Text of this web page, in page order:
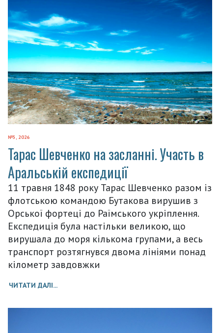
№5, 2026
Тарас Шевченко на засланні. Участь в
Аральській експедиції
11 травня 1848 року Тарас Шевченко разом із
флотською командою Бутакова вирушив з
Орської фортеці до Раїмського укріплення.
Експедиція була настільки великою, що
вирушала до моря кількома групами, а весь
транспорт розтягнувся двома лініями понад
кілометр завдовжки
ЧИТАТИ ДАЛІ...